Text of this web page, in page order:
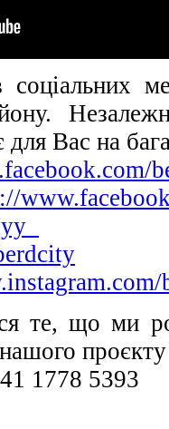
Вас на
те, що ми
1778 5393